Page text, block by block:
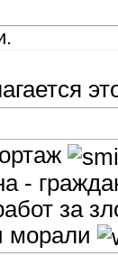
-
за
морали